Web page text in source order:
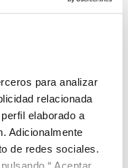
para analizar
relacionada
elaborado a
Adicionalmente
de redes sociales.
“ Aceptar
Sant Pere de
los puntos de
de vertido entra
(lo que puede
o ayuda a evaluar
intensas,